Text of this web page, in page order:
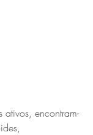
ativos, encontram-